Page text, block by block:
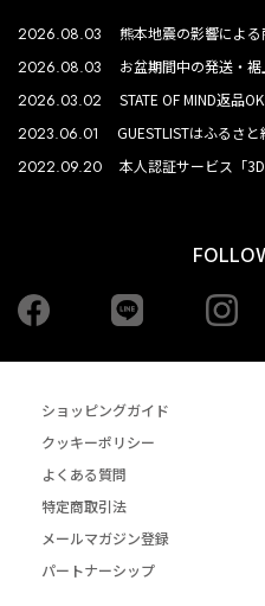
2026.08.03 熊本地震の影響による
2026.08.03 お盆期間中の発送・
2026.03.02 STATE OF MIND返品
2023.06.01 GUESTLISTはふるさ
2022.09.20 本人認証サービス「
Facebook
ショッピングガイド
クッキーポリシー
よくある質問
特定商取引法
メールマガジン登録
パートナーシップ